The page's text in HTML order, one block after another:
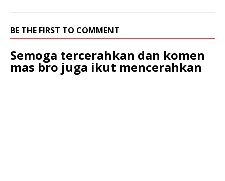
BE THE FIRST TO COMMENT
Semoga tercerahkan dan komen
mas bro juga ikut mencerahkan